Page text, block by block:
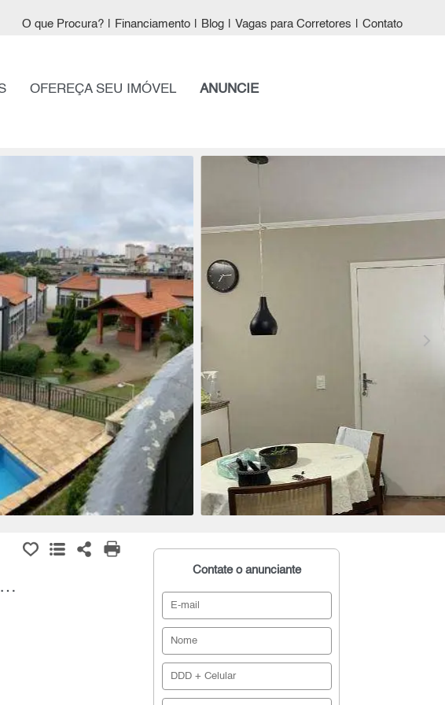
O que Procura? Financiamento Blog Vagas para Corretores Contato
OFEREÇA SEU IMÓVEL ANUNCIE
Apartamento, 2 Quartos à Venda, Vila Bela Vista (Zona Norte), 47 m² por R$ 290.000,00
Contate o anunciante